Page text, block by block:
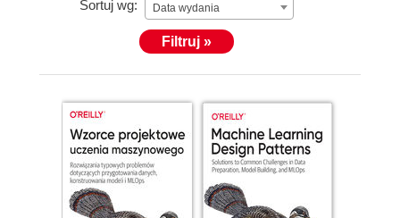
Sortuj wg: Data wydania
Filtruj »